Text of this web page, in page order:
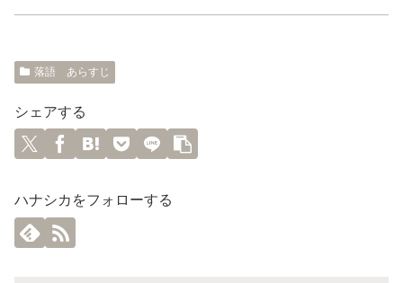
落語 あらすじ
シェアする
ハナシカをフォローする